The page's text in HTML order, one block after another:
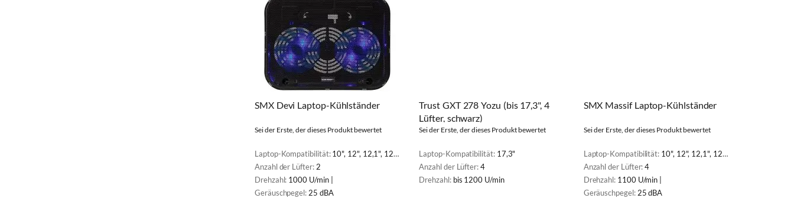
SMX Devi Laptop-Kühlständer
Sei der Erste, der dieses Produkt bewertet
Laptop-Kompatibilität:10", 12", 12,1", 12,5", 13", 13,3", 14", 14,1", 15", 15,4", 15,6"
Anzahl der Lüfter:2
Drehzahl: 1000 U/min |
Geräuschpegel:25 dBA
Trust GXT 278 Yozu (bis 17,3", 4
Lüfter, schwarz)
Sei der Erste, der dieses Produkt bewertet
Laptop-Kompatibilität: 17,3"
Anzahl der Lüfter:4
Drehzahl: bis 1200 U/min
SMX Massif Laptop-Kühlständer
Sei der Erste, der dieses Produkt bewertet
Laptop-Kompatibilität: 10", 12", 12,1", 12,5", 13", 13,3", 14", 14,1", 15", 15,4", 15,6", 16", 17", 17,3"
Anzahl der Lüfter:4
Drehzahl: 1100 U/min |
Geräuschpegel:25 dBA